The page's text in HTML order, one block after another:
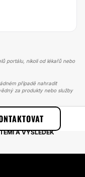
portálu, nikoli od lékařů nebo
případě nahradit
za produkty nebo služby
A VÝSLEDEK